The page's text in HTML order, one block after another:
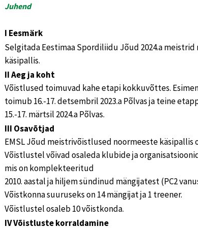
Juhend
I Eesmärk
Selgitada Eestimaa Spordiliidu Jõud 2024.a
käsipallis.
II Aeg ja koht
Võistlused toimuvad kahe etapi kokkuvõttes.
toimub 16.-17. detsembril 2023.a Põlvas ja teine
15.-17. märtsil 2024.a Põlvas.
III Osavõtjad
EMSL Jõud meistrivõistlused noormeeste käsipallis
Võistlustel võivad osaleda klubide ja
mis on komplekteeritud
2010. aastal ja hiljem sündinud mängijatest (PC2
Võistkonna suuruseks on 14 mängijat ja 1 treener.
Võistlustel osaleb 10 võistkonda.
IV Võistluste korraldamine